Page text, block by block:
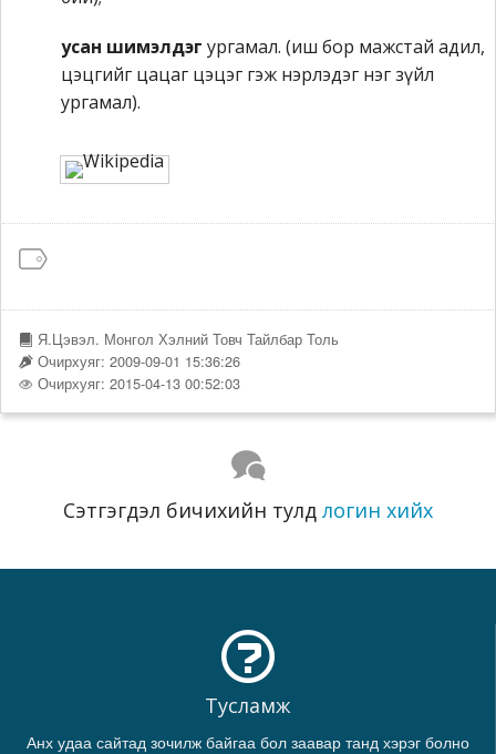
усан шимэлдэг ургамал. (иш бор мажстай адил,
цэцгийг цацаг цэцэг гэж нэрлэдэг нэг зүйл
ургамал).
Я.Цэвэл. Монгол Хэлний Товч Тайлбар Толь
Очирхуяг: 2009-09-01 15:36:26
Очирхуяг: 2015-04-13 00:52:03
Сэтгэгдэл бичихийн тулд логин хийх
Тусламж
Анх удаа сайтад зочилж байгаа бол заавар танд хэрэг болно